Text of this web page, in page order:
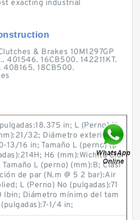
exacting industrial
& Brakes 10M1297GP
401546. 16CB500. 142211KT.
18CB500.
in; L (Perno) N
32; Diámetro exterior M
13/16 in; Tamaño L (perno) (p
H6 (mm):Wichita Clu
L (perno) (mm):B; Clasi
de par (N.m @ 5 2 bar):Air
L (Perno) No (pulgadas):71
lb·in; Diámetro mínimo del tam
1/4 in;